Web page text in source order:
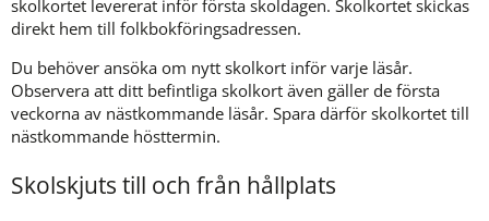
skolkortet levererat inför första skoldagen. Skolkortet skickas
direkt hem till folkbokföringsadressen.
Du behöver ansöka om nytt skolkort inför varje läsår.
Observera att ditt befintliga skolkort även gäller de första
veckorna av nästkommande läsår. Spara därför skolkortet till
nästkommande hösttermin.
Skolskjuts till och från hållplats